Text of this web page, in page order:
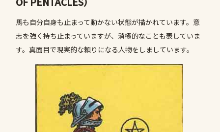
馬も自分自身も止まって動かない状態が描かれています。意
志を強く持ち止まっていますが、消極的なことも表していま
す。真面目で現実的な頼りになる人物をしましています。